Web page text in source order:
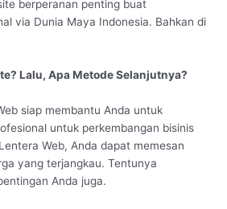
berperanan penting buat
via Dunia Maya Indonesia. Bahkan di
Lalu, Apa Metode Selanjutnya?
siap membantu Anda untuk
untuk perkembangan bisinis
Web, Anda dapat memesan
yang terjangkau. Tentunya
Anda juga.